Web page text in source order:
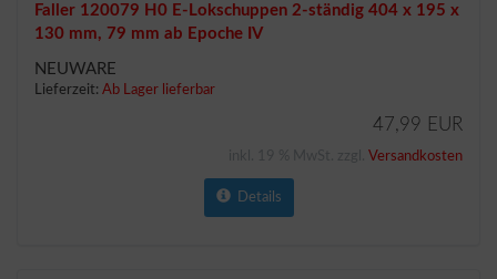
Faller 120079 H0 E-Lokschuppen 2-ständig 404 x 195 x
130 mm, 79 mm ab Epoche IV
NEUWARE
Lieferzeit: Ab Lager lieferbar
47,99 EUR
Versandkosten
Details